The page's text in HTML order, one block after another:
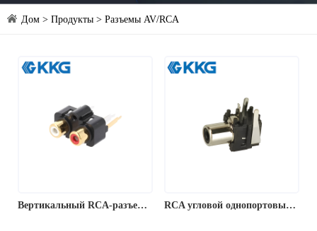
Дом > Продукты > Разъемы AV/RCA
Вертикальный RCA-разъем с двумя отверстиями для стереозвука RCA угловой однопортовый RCA-разъем